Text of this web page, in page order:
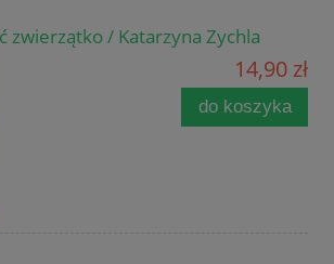
zwierzątko / Katarzyna Zychla
14,90 zł
do koszyka